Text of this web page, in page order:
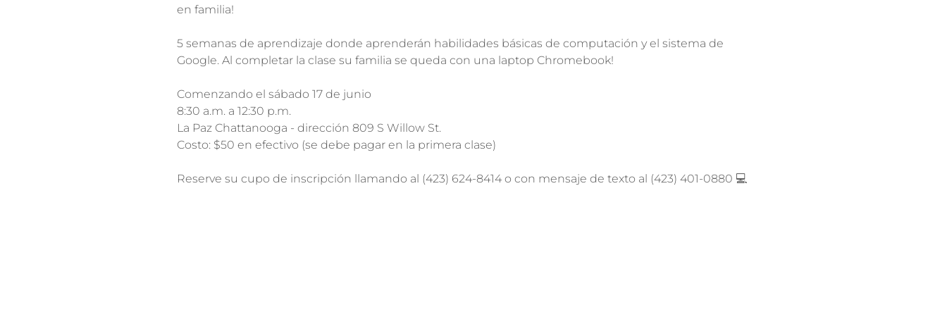
en familia!
5 semanas de aprendizaje donde aprenderán habilidades básicas de computación y el sistema de
Google. Al completar la clase su familia se queda con una laptop Chromebook!
Comenzando el sábado 17 de junio
8:30 a.m. a 12:30 p.m.
La Paz Chattanooga - dirección 809 S Willow St.
Costo: $50 en efectivo (se debe pagar en la primera clase)
Reserve su cupo de inscripción llamando al (423) 624-8414 o con mensaje de texto al (423) 401-0880 💻